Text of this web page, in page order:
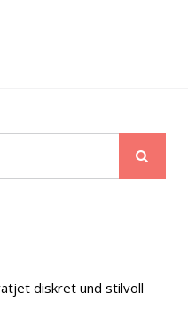
diskret und stilvoll